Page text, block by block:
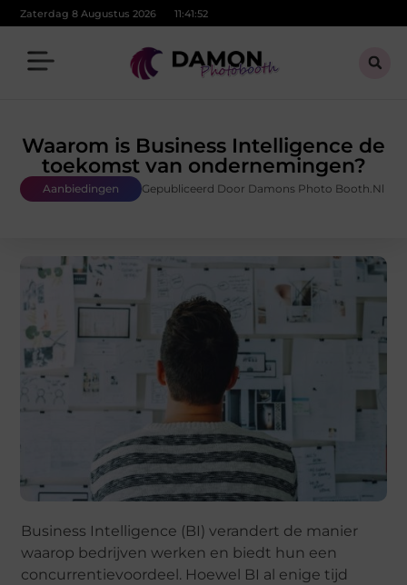
Zaterdag 8 Augustus 2026 11:41:53
Waarom is Business Intelligence de
toekomst van ondernemingen?
Aanbiedingen Gepubliceerd Door Damons Photo Booth.nl
Business Intelligence (BI) verandert de manier
waarop bedrijven werken en biedt hun een
concurrentievoordeel. Hoewel BI al enige tijd